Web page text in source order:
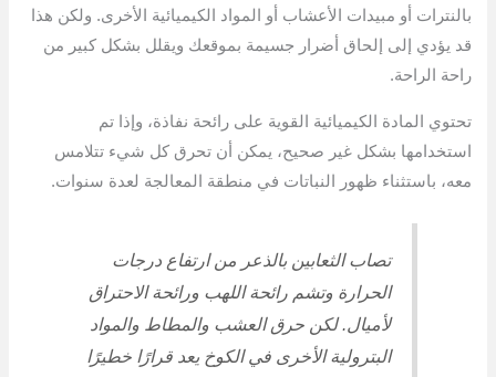
بالنترات أو مبيدات الأعشاب أو المواد الكيميائية الأخرى. ولكن هذا
قد يؤدي إلى إلحاق أضرار جسيمة بموقعك ويقلل بشكل كبير من
راحة الراحة.
تحتوي المادة الكيميائية القوية على رائحة نفاذة، وإذا تم
استخدامها بشكل غير صحيح، يمكن أن تحرق كل شيء تتلامس
معه، باستثناء ظهور النباتات في منطقة المعالجة لعدة سنوات.
تصاب الثعابين بالذعر من ارتفاع درجات
الحرارة وتشم رائحة اللهب ورائحة الاحتراق
لأميال. لكن حرق العشب والمطاط والمواد
البترولية الأخرى في الكوخ يعد قرارًا خطيرًا